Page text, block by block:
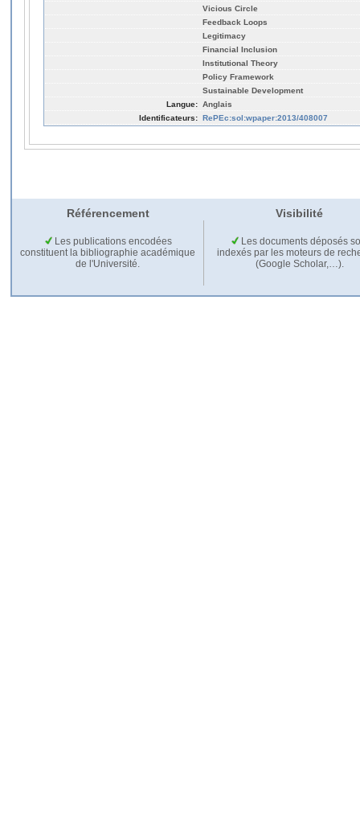
Vicious Circle
Feedback Loops
Legitimacy
Financial Inclusion
Institutional Theory
Policy Framework
Sustainable Development
Langue: Anglais
Identificateurs: RePEc:sol:wpaper:2013/408007
Référencement Visibilité
Les publications encodées
constituent la bibliographie académique
de l'Université.
Les documents déposés
indexés par les moteurs de
(Google Scholar,…).